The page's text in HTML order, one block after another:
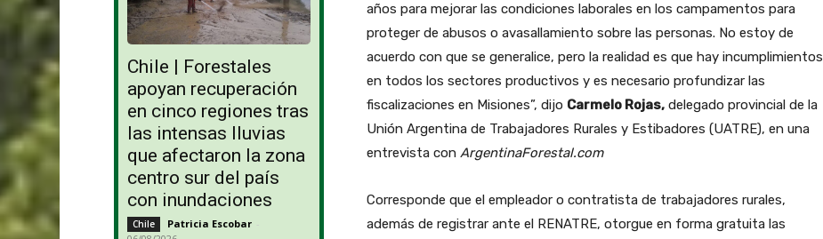
Chile | Forestales
apoyan recuperación
en cinco regiones tras
las intensas lluvias
que afectaron la zona
centro sur del país
con inundaciones
Chile Patricia Escobar -
años para mejorar las condiciones laborales en los campamentos para
proteger de abusos o avasallamiento sobre las personas. No estoy de
acuerdo con que se generalice, pero la realidad es que hay incumplimientos
en todos los sectores productivos y es necesario profundizar las
fiscalizaciones en Misiones”, dijo Carmelo Rojas,delegado provincial de la
Unión Argentina de Trabajadores Rurales y Estibadores (UATRE), en una
entrevista con ArgentinaForestal.com
Corresponde que el empleador o contratista de trabajadores rurales,
además de registrar ante el RENATRE, otorgue en forma gratuita las